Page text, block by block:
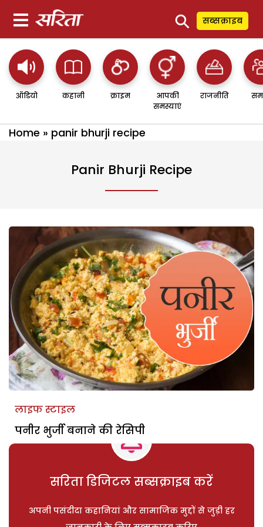
⚲ सब्सक्राइब
ऑडियो कहानी क्राइम
आपकी
समस्याएं
राजनीति
Home » panir bhurji recipe
Panir Bhurji Recipe
लाइफ स्टाइल
पनीर भुर्जी बनाने की रेसिपी
सरिता डिजिटल सब्सक्राइब करें
अपनी पसंदीदा कहानियां और सामाजिक मुद्दों से जुड़ी हर